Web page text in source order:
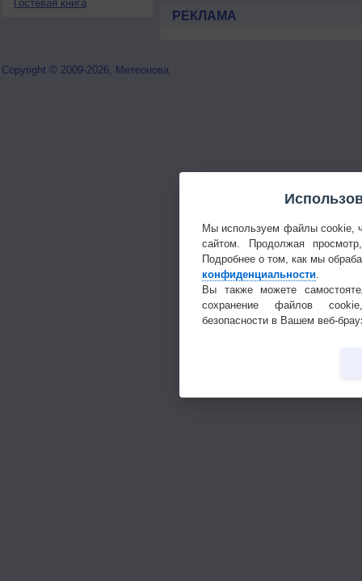
Гостевая книга
РЕКЛАМА
Copyright © 2009-2026, Метеонова
Мы используем файлы cookie,
сайтом. Продолжая
Подробнее о том, как мы
конфиденциальности
Вы также можете
сохранение файлов
безопасности в Вашем веб-